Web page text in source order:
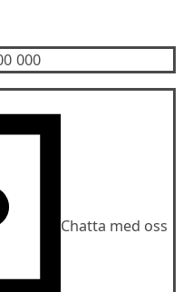
000
Chatta med oss